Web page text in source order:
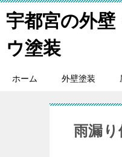
宇都宮の外壁
ウ塗装
ホーム 外壁塗装
雨漏